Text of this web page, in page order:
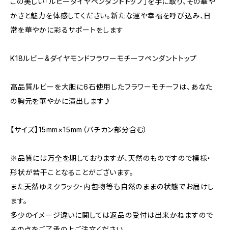
かさと魅力を体感してください。新たな運や幸福を呼び込み、日
常を華やかに彩るサポートをします
K18ルビー&ダイヤモンドフラワーモチーフペンダントトップ
高品質ルビーを大胆に6石使用したフラワーモチーフは、あなた
の胸元を華やかに演出します♪
【サイズ】15mm×15mm（バチカン部分含む）
※品質には万全を期しておりますが、天然のものですので模様・
形状が若干ことなることがございます。
また天然ゆえクラック・内包物等も自然のままの状態でお届けし
ます。
多少のイメージ違いに関しては返品の受付は出来かねますので